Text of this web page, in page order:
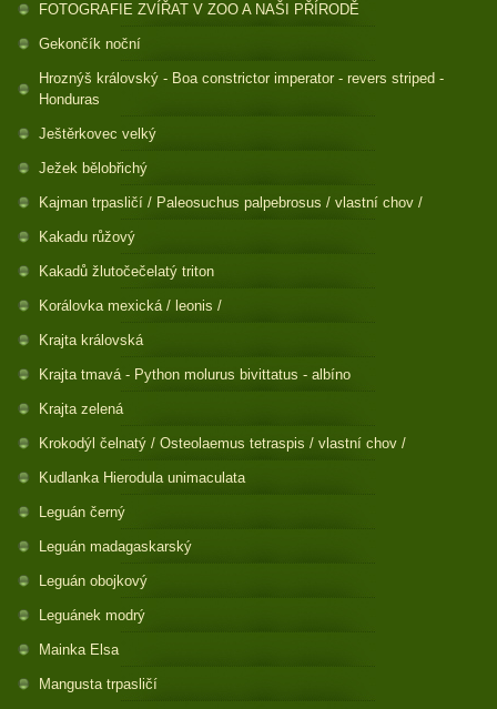
FOTOGRAFIE ZVÍŘAT V ZOO A NAŠI PŘÍRODĚ
Gekončík noční
Hroznýš královský - Boa constrictor imperator - revers striped -
Honduras
Ještěrkovec velký
Ježek bělobřichý
Kajman trpasličí / Paleosuchus palpebrosus / vlastní chov /
Kakadu růžový
Kakadů žlutočečelatý triton
Korálovka mexická / leonis /
Krajta královská
Krajta tmavá - Python molurus bivittatus - albíno
Krajta zelená
Krokodýl čelnatý / Osteolaemus tetraspis / vlastní chov /
Kudlanka Hierodula unimaculata
Leguán černý
Leguán madagaskarský
Leguán obojkový
Leguánek modrý
Mainka Elsa
Mangusta trpasličí